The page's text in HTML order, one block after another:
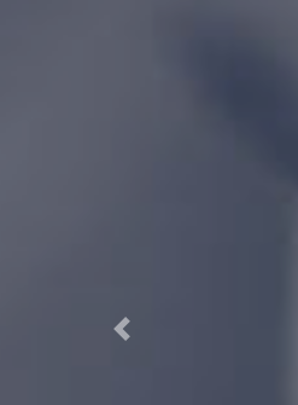
Previous